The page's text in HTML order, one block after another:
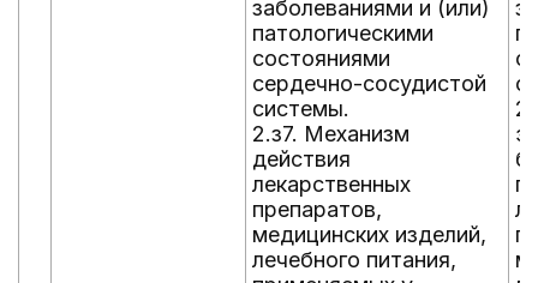
заболеваниями и (или)
патологическими
состояниями
сердечно-сосудистой
системы.
2.з7. Механизм
действия
лекарственных
препаратов,
медицинских изделий,
лечебного питания,